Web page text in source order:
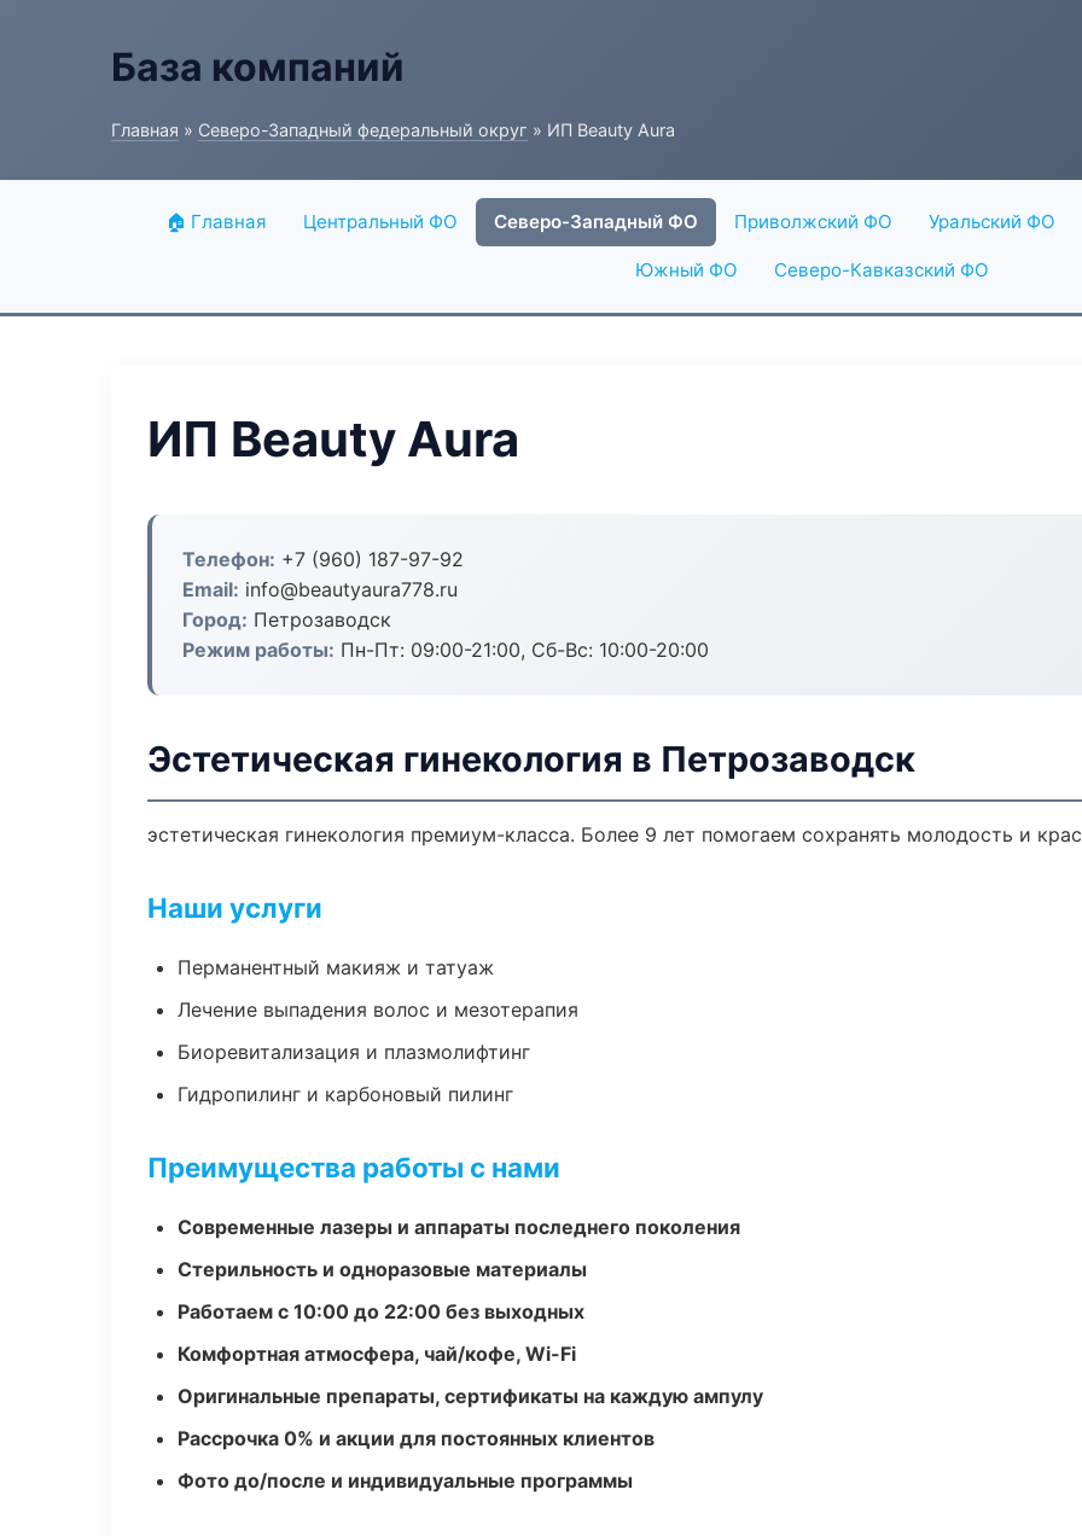
База компаний
Главная » Северо-Западный федеральный округ » ИП Beauty Aura
🏠 Главная Центральный ФО Северо-Западный ФО Приволжский ФО Уральский ФО
Южный ФО Северо-Кавказский ФО
ИП Beauty Aura
Телефон: +7 (960) 187-97-92
Email: info@beautyaura778.ru
Город: Петрозаводск
Режим работы: Пн-Пт: 09:00-21:00, Сб-Вс: 10:00-20:00
Эстетическая гинекология в Петрозаводск
эстетическая гинекология премиум-класса. Более 9 лет помогаем сохранять молодость и
Наши услуги
Перманентный макияж и татуаж
Лечение выпадения волос и мезотерапия
Биоревитализация и плазмолифтинг
Гидропилинг и карбоновый пилинг
Преимущества работы с нами
Современные лазеры и аппараты последнего поколения
Стерильность и одноразовые материалы
Работаем с 10:00 до 22:00 без выходных
Комфортная атмосфера, чай/кофе, Wi-Fi
Оригинальные препараты, сертификаты на каждую ампулу
Рассрочка 0% и акции для постоянных клиентов
Фото до/после и индивидуальные программы